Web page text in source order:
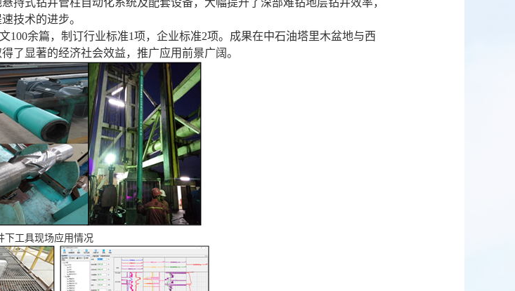
持式钻井管柱自动化系统及配套设备，大幅提升了深部难钻地层钻井效率，
技术的进步。
100余篇，制订行业标准1项，企业标准2项。成果在中石油塔里木盆地与西
了显著的经济社会效益，推广应用前景广阔。
下工具现场应用情况